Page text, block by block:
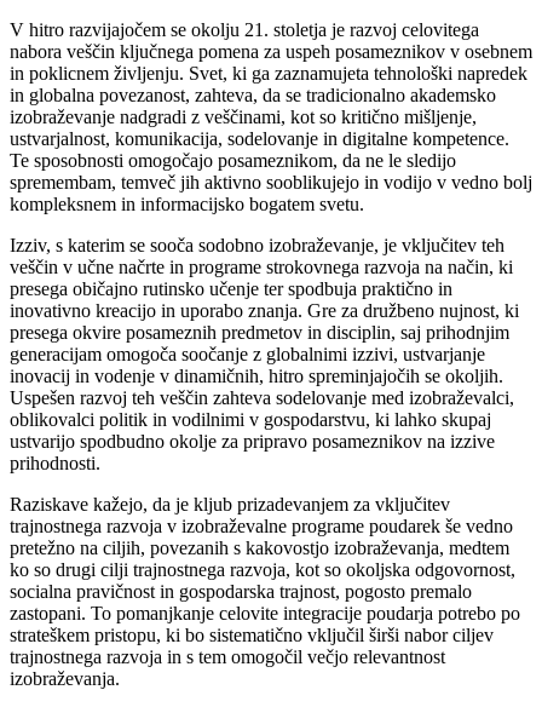
V hitro razvijajočem se okolju 21. stoletja je razvoj celovitega
nabora veščin ključnega pomena za uspeh posameznikov v osebnem
in poklicnem življenju. Svet, ki ga zaznamujeta tehnološki napredek
in globalna povezanost, zahteva, da se tradicionalno akademsko
izobraževanje nadgradi z veščinami, kot so kritično mišljenje,
ustvarjalnost, komunikacija, sodelovanje in digitalne kompetence.
Te sposobnosti omogočajo posameznikom, da ne le sledijo
spremembam, temveč jih aktivno sooblikujejo in vodijo v vedno bolj
kompleksnem in informacijsko bogatem svetu.
Izziv, s katerim se sooča sodobno izobraževanje, je vključitev teh
veščin v učne načrte in programe strokovnega razvoja na način, ki
presega običajno rutinsko učenje ter spodbuja praktično in
inovativno kreacijo in uporabo znanja. Gre za družbeno nujnost, ki
presega okvire posameznih predmetov in disciplin, saj prihodnjim
generacijam omogoča soočanje z globalnimi izzivi, ustvarjanje
inovacij in vodenje v dinamičnih, hitro spreminjajočih se okoljih.
Uspešen razvoj teh veščin zahteva sodelovanje med izobraževalci,
oblikovalci politik in vodilnimi v gospodarstvu, ki lahko skupaj
ustvarijo spodbudno okolje za pripravo posameznikov na izzive
prihodnosti.
Raziskave kažejo, da je kljub prizadevanjem za vključitev
trajnostnega razvoja v izobraževalne programe poudarek še vedno
pretežno na ciljih, povezanih s kakovostjo izobraževanja, medtem
ko so drugi cilji trajnostnega razvoja, kot so okoljska odgovornost,
socialna pravičnost in gospodarska trajnost, pogosto premalo
zastopani. To pomanjkanje celovite integracije poudarja potrebo po
strateškem pristopu, ki bo sistematično vključil širši nabor ciljev
trajnostnega razvoja in s tem omogočil večjo relevantnost
izobraževanja.